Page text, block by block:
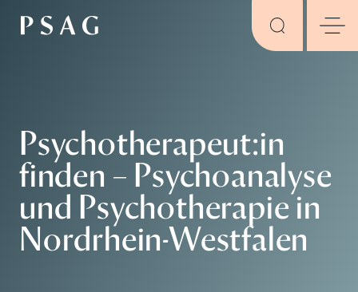
Psychotherapeut:in
finden – Psychoanalyse
und Psychotherapie in
Nordrhein-Westfalen